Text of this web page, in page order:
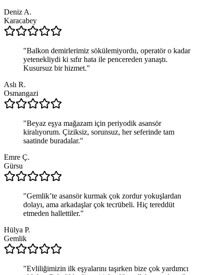
Deniz A.
Karacabey
"Balkon demirlerimiz sökülemiyordu, operatör o kadar
yetenekliydi ki sıfır hata ile pencereden yanaştı.
Kusursuz bir hizmet."
Aslı R.
Osmangazi
"Beyaz eşya mağazam için periyodik asansör
kiralıyorum. Çiziksiz, sorunsuz, her seferinde tam
saatinde buradalar."
Emre Ç.
Gürsu
"Gemlik’te asansör kurmak çok zordur yokuşlardan
dolayı, ama arkadaşlar çok tecrübeli. Hiç tereddüt
etmeden hallettiler."
Hülya P.
Gemlik
"Evliliğimizin ilk eşyalarını taşırken bize çok yardımcı